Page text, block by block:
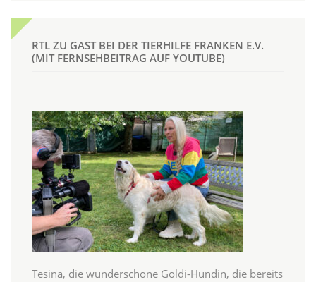
RTL ZU GAST BEI DER TIERHILFE FRANKEN E.V.
(MIT FERNSEHBEITRAG AUF YOUTUBE)
Tesina, die wunderschöne Goldi-Hündin, die bereits